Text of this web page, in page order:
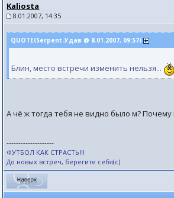
Kaliosta
8.01.2007, 14:35
QUOTE(Serpent-Удав @ 8.01.2007, 09:57)
Блин, место встречи изменить нельзя...
А чё ж тогда тебя не видно было м? Почему
--------------------
ФУТБОЛ КАК СТРАСТЬ!!!
До новых встреч, берегите себя(с)